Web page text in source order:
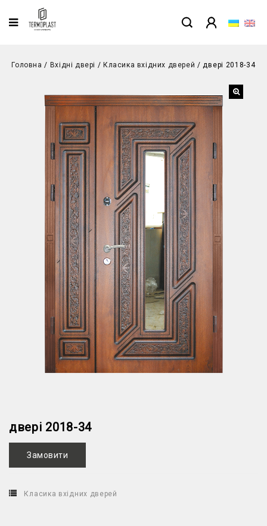
Головна / Вхідні двері / Класика вхідних дверей /двері 2018-34
двері 2018-34
Замовити
Класика вхідних дверей